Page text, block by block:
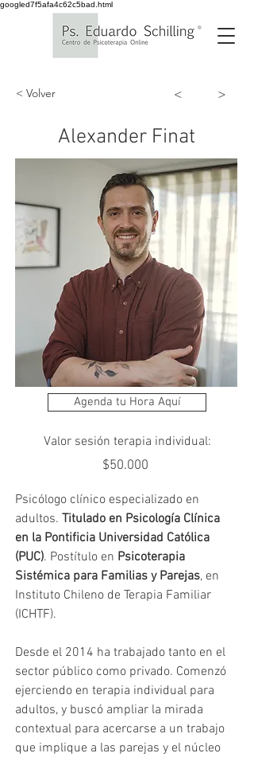
googled7f5afa4c62c5bad.html
< Volver < >
Alexander Finat
Agenda tu Hora Aquí
Valor sesión terapia individual:
$50.000
Psicólogo clínico especializado en
adultos. Titulado en Psicología Clínica
en la Pontificia Universidad Católica
(PUC). Postítulo en Psicoterapia
Sistémica para Familias y Parejas, en
Instituto Chileno de Terapia Familiar
(ICHTF).
Desde el 2014 ha trabajado tanto en el
sector público como privado. Comenzó
ejerciendo en terapia individual para
adultos, y buscó ampliar la mirada
contextual para acercarse a un trabajo
que implique a las parejas y el núcleo